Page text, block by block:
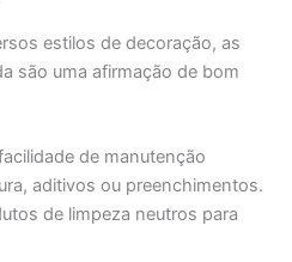
estilos de decoração, as
são uma afirmação de bom
de manutenção
aditivos ou preenchimentos.
de limpeza neutros para